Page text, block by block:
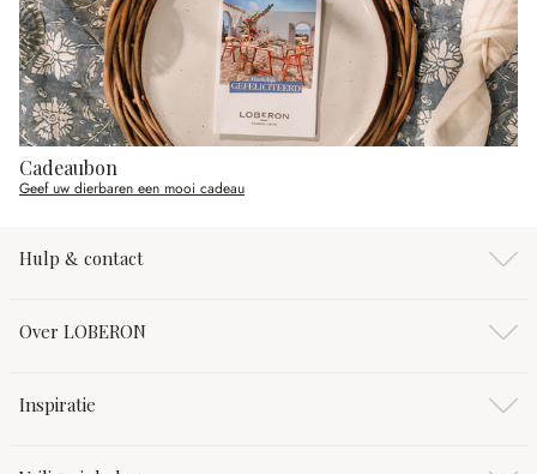
Cadeaubon
Geef uw dierbaren een mooi cadeau
Hulp & contact
Over LOBERON
Inspiratie